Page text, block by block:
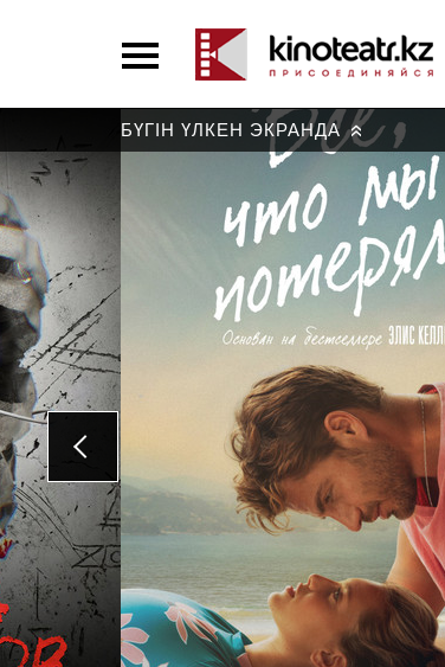
БҮГІН ҮЛКЕН ЭКРАНДА»